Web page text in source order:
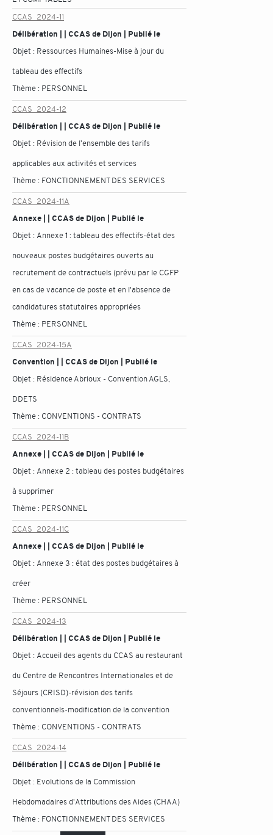
CCAS_2024-11
Délibération | | CCAS de Dijon | Publié le
Objet : Ressources Humaines-Mise à jour du
tableau des effectifs
Thème : PERSONNEL
CCAS_2024-12
Délibération | | CCAS de Dijon | Publié le
Objet : Révision de l'ensemble des tarifs
applicables aux activités et services
Thème : FONCTIONNEMENT DES SERVICES
CCAS_2024-11A
Annexe | | CCAS de Dijon | Publié le
Objet : Annexe 1 : tableau des effectifs-état des
nouveaux postes budgétaires ouverts au
recrutement de contractuels (prévu par le CGFP
en cas de vacance de poste et en l'absence de
candidatures statutaires appropriées
Thème : PERSONNEL
CCAS_2024-15A
Convention | | CCAS de Dijon | Publié le
Objet : Résidence Abrioux - Convention AGLS,
DDETS
Thème : CONVENTIONS - CONTRATS
CCAS_2024-11B
Annexe | | CCAS de Dijon | Publié le
Objet : Annexe 2 : tableau des postes budgétaires
à supprimer
Thème : PERSONNEL
CCAS_2024-11C
Annexe | | CCAS de Dijon | Publié le
Objet : Annexe 3 : état des postes budgétaires à
créer
Thème : PERSONNEL
CCAS_2024-13
Délibération | | CCAS de Dijon | Publié le
Objet : Accueil des agents du CCAS au restaurant
du Centre de Rencontres Internationales et de
Séjours (CRISD)-révision des tarifs
conventionnels-modification de la convention
Thème : CONVENTIONS - CONTRATS
CCAS_2024-14
Délibération | | CCAS de Dijon | Publié le
Objet : Evolutions de la Commission
Hebdomadaires d'Attributions des Aides (CHAA)
Thème : FONCTIONNEMENT DES SERVICES